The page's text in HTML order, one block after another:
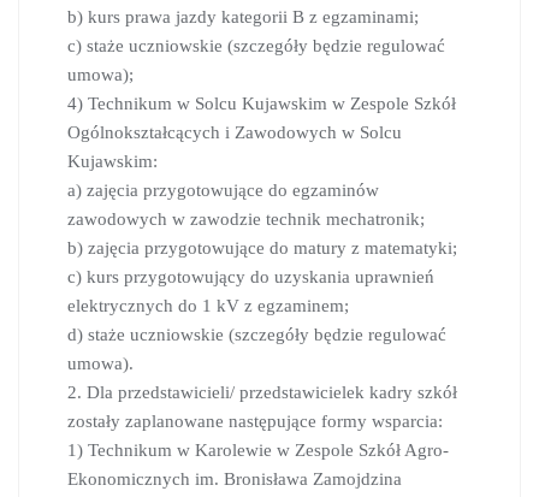
b) kurs prawa jazdy kategorii B z egzaminami;
c) staże uczniowskie (szczegóły będzie regulować
umowa);
4) Technikum w Solcu Kujawskim w Zespole Szkół
Ogólnokształcących i Zawodowych w Solcu
Kujawskim:
a) zajęcia przygotowujące do egzaminów
zawodowych w zawodzie technik mechatronik;
b) zajęcia przygotowujące do matury z matematyki;
c) kurs przygotowujący do uzyskania uprawnień
elektrycznych do 1 kV z egzaminem;
d) staże uczniowskie (szczegóły będzie regulować
umowa).
2. Dla przedstawicieli/ przedstawicielek kadry szkół
zostały zaplanowane następujące formy wsparcia:
1) Technikum w Karolewie w Zespole Szkół Agro-
Ekonomicznych im. Bronisława Zamojdzina